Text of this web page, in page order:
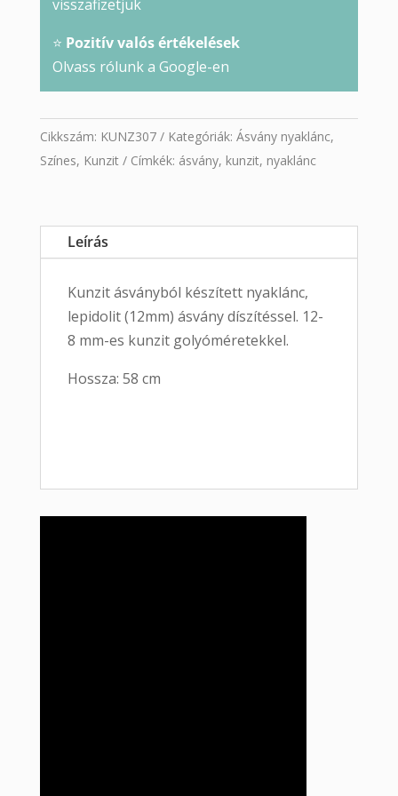
visszafizetjük
⭐ Pozitív valós értékelések
Olvass rólunk a Google-en
Cikkszám: KUNZ307 Kategóriák: Ásvány nyaklánc,
Színes, Kunzit Címkék: ásvány, kunzit, nyaklánc
Leírás
Kunzit ásványból készített nyaklánc,
lepidolit (12mm) ásvány díszítéssel. 12-
8 mm-es kunzit golyóméretekkel.
Hossza: 58 cm